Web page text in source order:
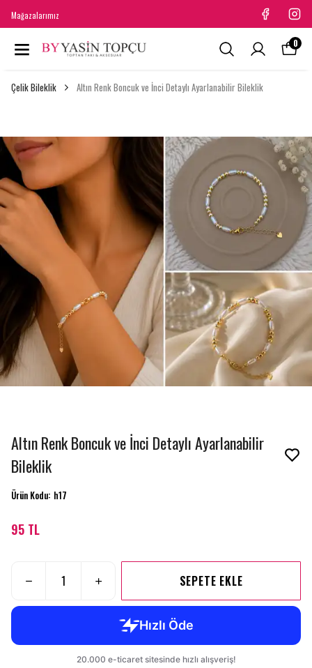
Mağazalarımız
0
Çelik Bileklik Altın Renk Boncuk ve İnci Detaylı Ayarlanabilir Bileklik
Altın Renk Boncuk ve İnci Detaylı Ayarlanabilir
Bileklik
Ürün Kodu: h17
95 TL
SEPETE EKLE